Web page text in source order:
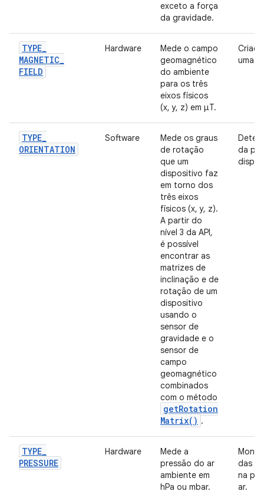
exceto a força
da gravidade.
TYPE_
MAGNETIC_
FIELD
Hardware
Mede o campo
geomagnético
do ambiente
para os três
eixos físicos
(x, y, z) em μT.
uma
TYPE_
ORIENTATION
Software
Mede os graus
de rotação
que um
dispositivo faz
em torno dos
três eixos
físicos (x, y, z).
A partir do
nível 3 da API,
é possível
encontrar as
matrizes de
inclinação e de
rotação de um
dispositivo
usando o
sensor de
gravidade e o
sensor de
campo
geomagnético
combinados
com o método
getRotation
Matrix( ) .
da
TYPE_
PRESSURE
Hardware
Mede a
pressão do ar
ambiente em
hPa ou mbar.
das
na
ar.